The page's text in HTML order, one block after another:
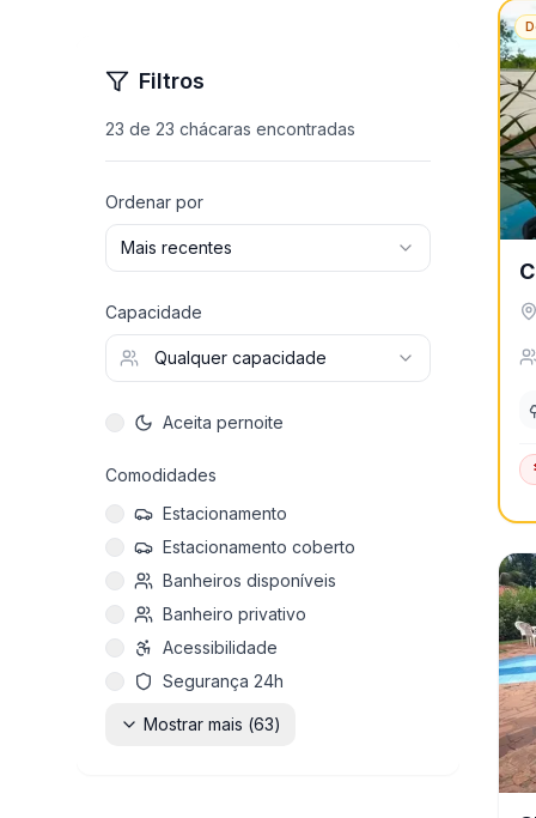
Filtros
23 de 23 chácaras encontradas
Ordenar por
Mais recentes
Capacidade
Qualquer capacidade
Aceita pernoite
Comodidades
Estacionamento
Estacionamento coberto
Banheiros disponíveis
Banheiro privativo
Acessibilidade
Segurança 24h
Mostrar mais (63)